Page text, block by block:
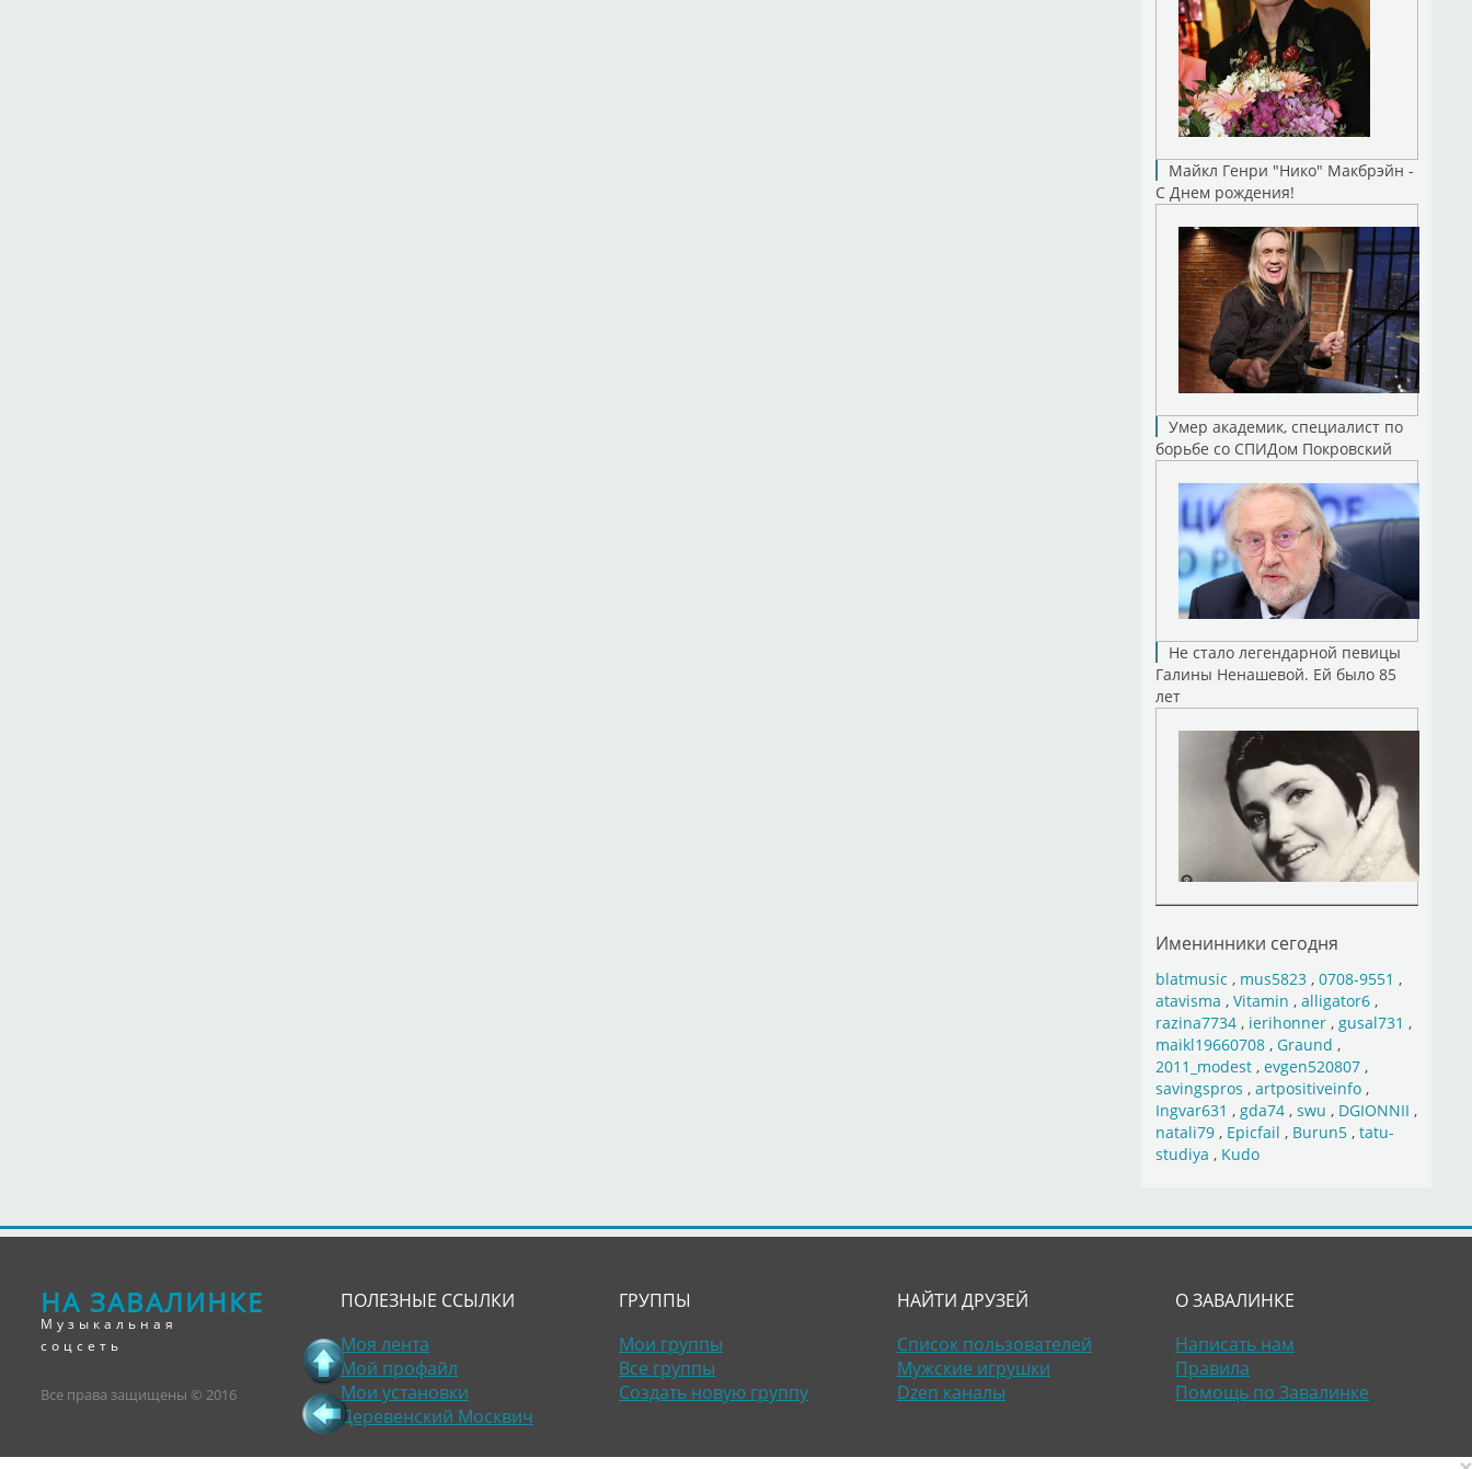
Майкл Генри "Нико" Макбрэйн -
С Днем рождения!
Умер академик, специалист по
борьбе со СПИДом Покровский
Не стало легендарной певицы
Галины Ненашевой. Ей было 85
лет
Именинники сегодня
blatmusic , mus5823, 0708-9551 ,
atavisma , Vitamin , alligator6,
razina7734, ierihonner, gusal731 ,
maikl19660708, Graund ,
2011_modest, evgen520807,
savingspros , artpositiveinfo,
Ingvar631 , gda74, swu , DGIONNII ,
natali79, Epicfail , Burun5, tatu-
studiya , Kudo
НА ЗАВАЛИНКЕ
Музыкальная
соцсеть
Все права защищены © 2016
ПОЛЕЗНЫЕ ССЫЛКИ
Моя лента
Мой профайл
Мои установки
Деревенский Москвич
ГРУППЫ
Мои группы
Все группы
Создать новую группу
НАЙТИ ДРУЗЕЙ
Список пользователей
Мужские игрушки
Dzen каналы
О ЗАВАЛИНКЕ
Написать нам
Правила
Помощь по Завалинке